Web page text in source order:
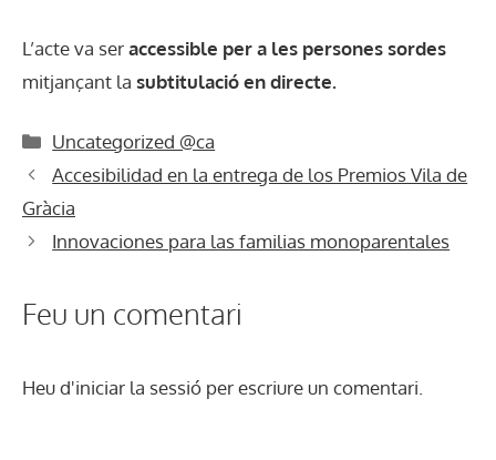
L’acte va seraccessible per a les persones sordes
mitjançant la subtitulació en directe.
Categories
Uncategorized @ca
Accesibilidad en la entrega de los Premios Vila de
Gràcia
Innovaciones para las familias monoparentales
Feu un comentari
Heu d'iniciar la sessió per escriure un comentari.